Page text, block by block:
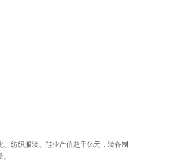
纺织服装、鞋业产值超千亿元，装备制